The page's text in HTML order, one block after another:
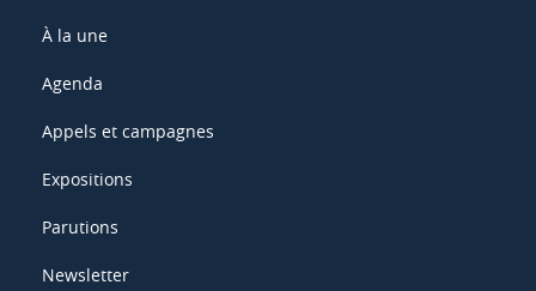
À la une
Agenda
Appels et campagnes
Expositions
Parutions
Newsletter